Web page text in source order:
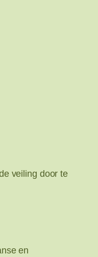
veiling door te
en